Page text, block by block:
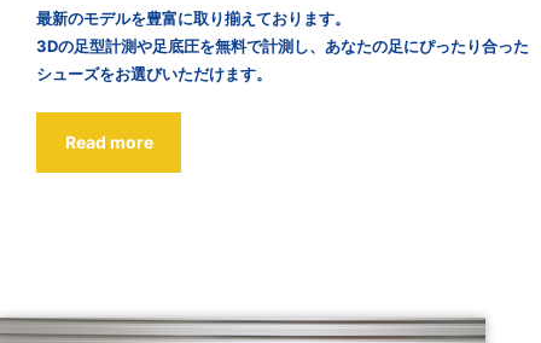
最新のモデルを豊富に取り揃えております。
3Dの足型計測や足底圧を無料で計測し、あなたの足にぴったり合った
シューズをお選びいただけます。
Read more